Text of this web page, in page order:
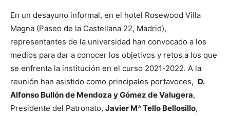
En un desayuno informal, en el hotel Rosewood Villa
Magna (Paseo de la Castellana 22, Madrid),
representantes de la universidad han convocado a los
medios para dar a conocer los objetivos y retos a los que
se enfrenta la institución en el curso 2021-2022. A la
reunión han asistido como principales portavoces, D.
Alfonso Bullón de Mendoza y Gómez de Valugera,
Presidente del Patronato, Javier Mª Tello Bellosillo,